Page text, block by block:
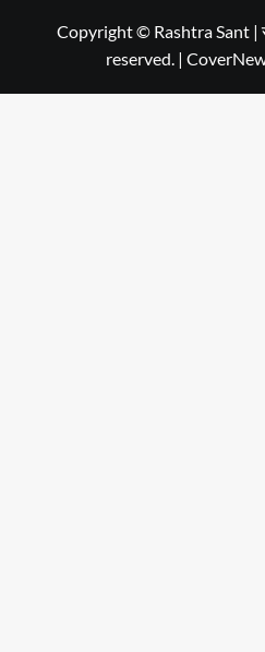
in
Copyright © Rashtra Sant |
reserved. |